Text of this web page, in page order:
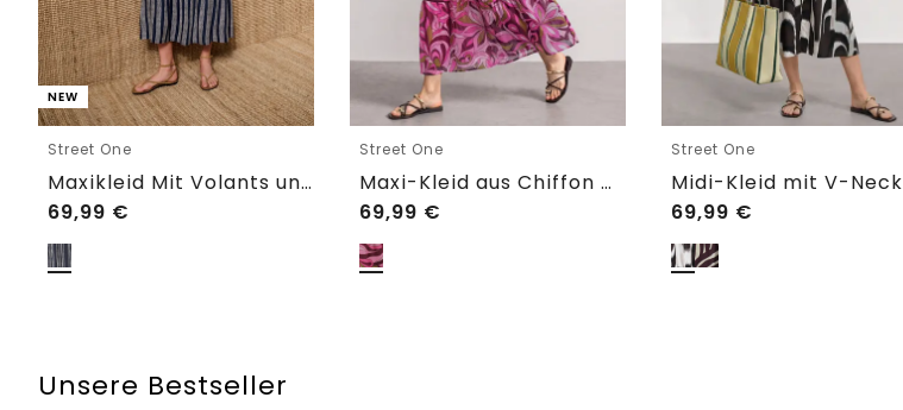
NEW
Street One
Maxikleid Mit Volants und Print
69,99 €
Street One
Maxi-Kleid aus Chiffon mit Print
69,99 €
Street One
69,99 €
Unsere Bestseller